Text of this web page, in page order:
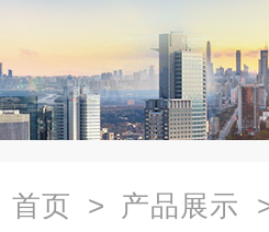
首页 > 产品展示